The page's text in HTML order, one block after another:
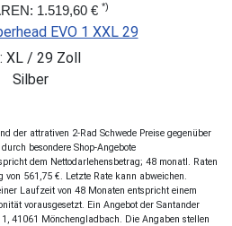
1.519,60 € *)
EVO 1 XXL 29
XL / 29 Zoll
Silber
der attrativen 2-Rad Schwede Preise gegenüber
besondere Shop-Angebote
dem Nettodarlehensbetrag; 48 monatl. Raten
von 561,75 €. Letzte Rate kann abweichen.
Laufzeit von 48 Monaten entspricht einem
vorausgesetzt. Ein Angebot der Santander
41061 Mönchengladbach. Die Angaben stellen